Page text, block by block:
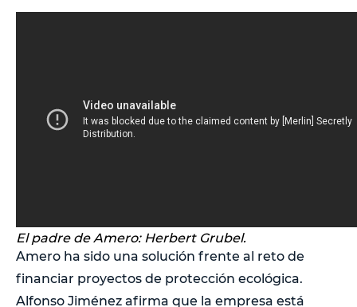
El padre de Amero: Herbert Grubel.
Amero ha sido una solución frente al reto de
financiar proyectos de protección ecológica.
Alfonso Jiménez afirma que la empresa está